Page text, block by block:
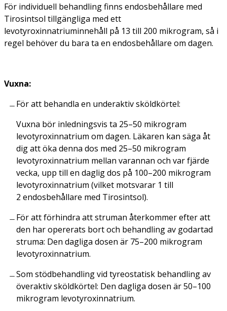
För individuell behandling finns endosbehållare med
Tirosintsol tillgängliga med ett
levotyroxinnatriuminnehåll på 13 till 200 mikrogram, så i
regel behöver du bara ta en endosbehållare om dagen.
Vuxna:
För att behandla en underaktiv sköldkörtel:
Vuxna bör inledningsvis ta 25–50 mikrogram
levotyroxinnatrium om dagen. Läkaren kan säga åt
dig att öka denna dos med 25–50 mikrogram
levotyroxinnatrium mellan varannan och var fjärde
vecka, upp till en daglig dos på 100–200 mikrogram
levotyroxinnatrium (vilket motsvarar 1 till
2 endosbehållare med Tirosintsol).
För att förhindra att struman återkommer efter att
den har opererats bort och behandling av godartad
struma: Den dagliga dosen är 75–200 mikrogram
levotyroxinnatrium.
Som stödbehandling vid tyreostatisk behandling av
överaktiv sköldkörtel: Den dagliga dosen är 50–100
mikrogram levotyroxinnatrium.